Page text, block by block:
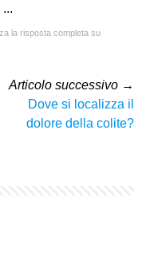
la risposta completa su
Articolo successivo →
Dove si localizza il
dolore della colite?